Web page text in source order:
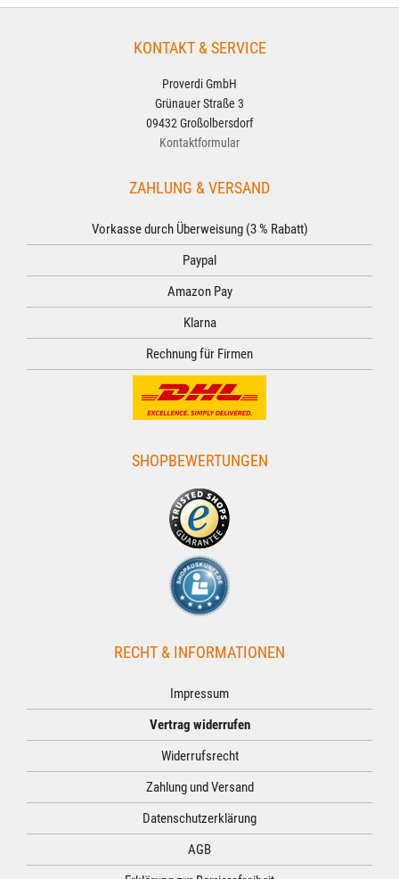
KONTAKT & SERVICE
Proverdi GmbH
Grünauer Straße 3
09432 Großolbersdorf
Kontaktformular
ZAHLUNG & VERSAND
Vorkasse durch Überweisung (3 % Rabatt)
Paypal
Amazon Pay
Klarna
Rechnung für Firmen
SHOPBEWERTUNGEN
RECHT & INFORMATIONEN
Impressum
Vertrag widerrufen
Widerrufsrecht
Zahlung und Versand
Datenschutzerklärung
AGB